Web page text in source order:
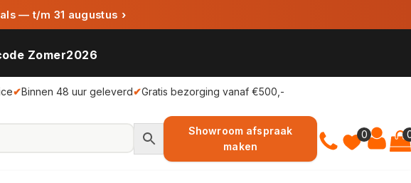
— t/m 31 augustus ›
Zomer2026
✔Binnen 48 uur geleverd✔Gratis bezorging vanaf €500,-
0
Showroom afspraak
maken